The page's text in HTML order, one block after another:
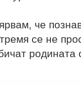
че
се не
родината